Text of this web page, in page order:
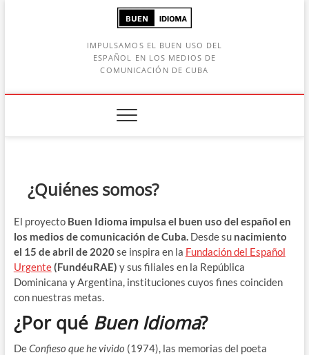
IMPULSAMOS EL BUEN USO DEL
ESPAÑOL EN LOS MEDIOS DE
COMUNICACIÓN DE CUBA
¿Quiénes somos?
El proyecto Buen Idioma impulsa el buen uso del español en
los medios de comunicación de Cuba.Desde su nacimiento
el 15 de abril de 2020se inspira en la Fundación del Español
Urgente(FundéuRAE) y sus filiales en la República
Dominicana y Argentina, instituciones cuyos fines coinciden
con nuestras metas.
¿Por qué Buen Idioma?
DeConfieso que he vivido (1974), las memorias del poeta